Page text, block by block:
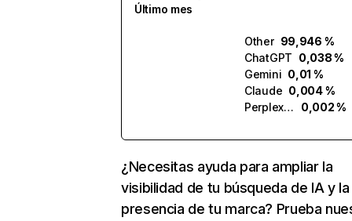
Último mes
Other 99,946 %
ChatGPT 0,038 %
Gemini 0,01 %
Claude 0,004 %
Perplexity
0,002 %
¿Necesitas ayuda para ampliar la
visibilidad de tu búsqueda de IA y la
presencia de tu marca? Prueba